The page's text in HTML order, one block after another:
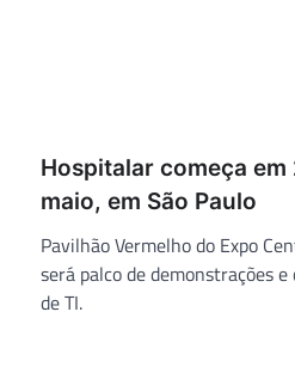
Hospitalar começa em
maio, em São Paulo
Pavilhão Vermelho do Expo
será palco de demonstrações
de TI.